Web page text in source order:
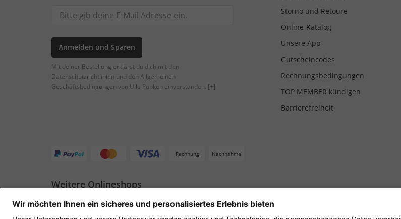
Anmelden und Sparen
Mit deiner Bestellung erklärst du dich mit den
Datenschutzrichtlinien und den Allgemeinen
Geschäftsbedingungen von Ulla Popken einverstanden. [+]
Storno und Retoure
Online-Katalog
Unsere App
Gutscheincodes
Rechnungsbedingungen
TOP MEMBER kündigen
Barrierefreiheit
Rechnung Nachnahme
Weitere Onlineshops
Deutschland